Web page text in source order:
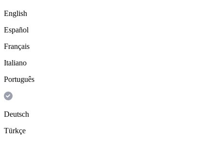
English
Español
Français
Italiano
Português
Deutsch
Türkçe